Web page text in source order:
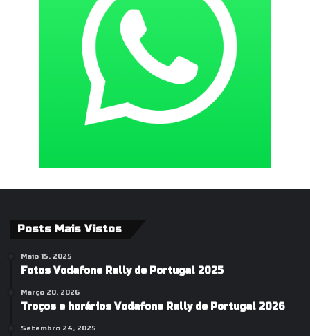
Posts Mais Vistos
Maio 15, 2025
Fotos Vodafone Rally de Portugal 2025
Março 20, 2026
Troços e horários Vodafone Rally de Portugal 2026
Setembro 24, 2025